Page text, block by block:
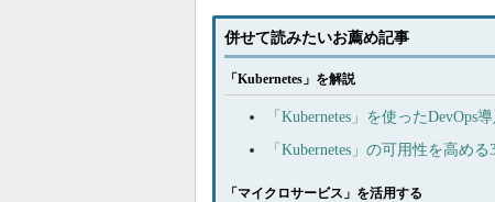
併せて読みたいお薦め記事
「Kubernetes」を解説
「Kubernetes」を使った
「Kubernetes」の可用性を高め
「マイクロサービス」を活用する